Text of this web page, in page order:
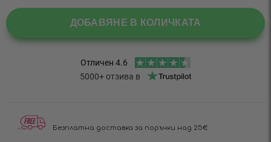
ДОБАВЯНЕ В КОЛИЧКАТА
Безплатна доставка за поръчки над 25€